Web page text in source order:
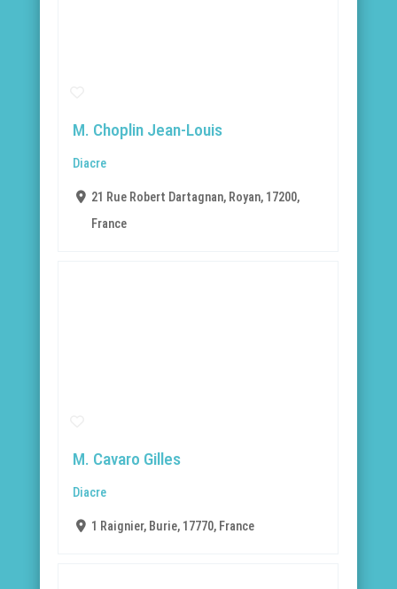
M. Choplin Jean-Louis
Diacre
21 Rue Robert Dartagnan, Royan, 17200,
France
M. Cavaro Gilles
Diacre
1 Raignier, Burie, 17770, France